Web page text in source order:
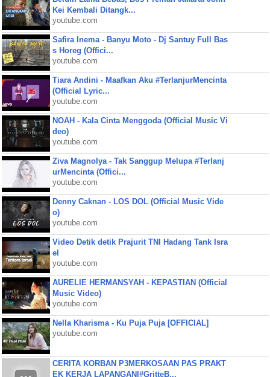
Kei Kembali Ditangk...
youtube.com
Safira Inema - Banyu Moto - Dj Santuy Full Bas
s Horeg (Offici...
youtube.com
Tiara Andini - Maafkan Aku #TerlanjurMencinta
(Official Lyric...
youtube.com
NOAH - Kala Cinta Menggoda (Official Music Vi
deo)
youtube.com
Ziva Magnolya - Tak Sanggup Melupa #Terlanj
urMencinta (Offici...
youtube.com
Denny Caknan - LOS DOL (Official Music Vide
o)
youtube.com
Video Detik detik Prajurit TNI Hadang Tank Isra
el
youtube.com
AURELIE HERMANSYAH - KEPASTIAN (Official
Music Video)
youtube.com
Nella Kharisma - Ku Puja Puja [OFFICIAL]
youtube.com
CERITA KORBAN P3MERKOSAAN PAS PRAKT
EK KERJA LAPANGAN|#GritteB...